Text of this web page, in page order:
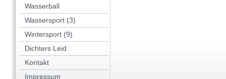
Wasserball
Wassersport (3)
Wintersport (9)
Dichters Leid
Kontakt
Impressum